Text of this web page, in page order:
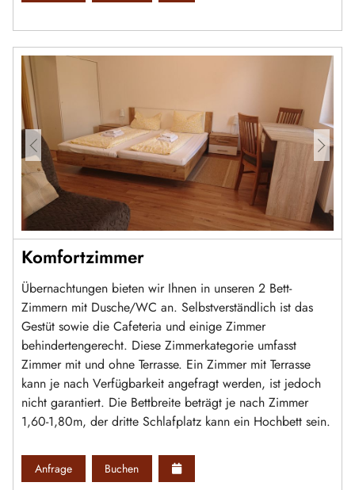
Komfortzimmer
Übernachtungen bieten wir Ihnen in unseren 2 Bett-
Zimmern mit Dusche/WC an. Selbstverständlich ist das
Gestüt sowie die Cafeteria und einige Zimmer
behindertengerecht. Diese Zimmerkategorie umfasst
Zimmer mit und ohne Terrasse. Ein Zimmer mit Terrasse
kann je nach Verfügbarkeit angefragt werden, ist jedoch
nicht garantiert. Die Bettbreite beträgt je nach Zimmer
1,60-1,80m, der dritte Schlafplatz kann ein Hochbett sein.
Anfrage Buchen